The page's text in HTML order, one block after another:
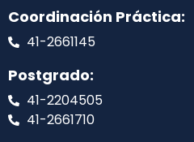
Coordinación Práctica:
41-2661145
Postgrado:
41-2204505
41-2661710